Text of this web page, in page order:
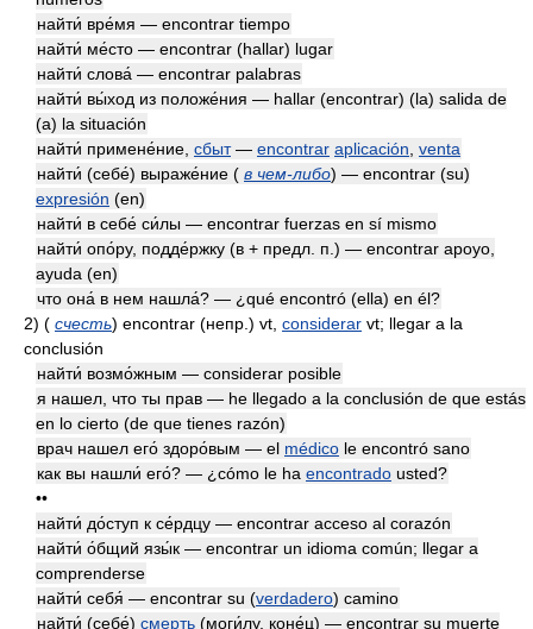
найти́ вре́мя — encontrar tiempo
найти́ ме́сто — encontrar (hallar) lugar
найти́ слова́ — encontrar palabras
найти́ вы́ход из положе́ния — hallar (encontrar) (la) salida de
(a) la situación
найти́ примене́ние, сбыт— encontrar aplicación venta
найти́ (себе́) выраже́ние ( в чем-либо) — encontrar (su)
expresión (en)
найти́ в себе́ си́лы — encontrar fuerzas en sí mismo
найти́ опо́ру, подде́ржку (в + предл. п.) — encontrar apoyo,
ayuda (en)
что она́ в нем нашла́? — ¿qué encontró (ella) en él?
2) ( счесть) encontrar (непр.) vt, considerar vt; llegar a la
conclusión
найти́ возмо́жным — considerar posible
я нашел, что ты прав — he llegado a la conclusión de que estás
en lo cierto (de que tienes razón)
врач нашел его́ здоро́вым — el médico le encontró sano
как вы нашли́ его́? — ¿cómo le ha encontrado usted?
••
найти́ до́ступ к се́рдцу — encontrar acceso al corazón
найти́ о́бщий язы́к — encontrar un idioma común; llegar a
comprenderse
найти́ себя́ — encontrar su (verdadero) camino
найти́ (себе́) смерть (моги́лу, коне́ц) — encontrar su muerte